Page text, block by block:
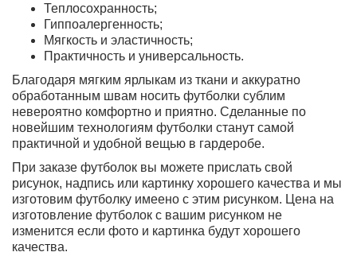
Теплосохранность;
Гиппоалергенность;
Мягкость и эластичность;
Практичность и универсальность.
Благодаря мягким ярлыкам из ткани и аккуратно
обработанным швам носить футболки сублим
невероятно комфортно и приятно. Сделанные по
новейшим технологиям футболки станут самой
практичной и удобной вещью в гардеробе.
При заказе футболок вы можете прислать свой
рисунок, надпись или картинку хорошего качества и мы
изготовим футболку имеено с этим рисунком. Цена на
изготовление футболок с вашим рисунком не
изменится если фото и картинка будут хорошего
качества.